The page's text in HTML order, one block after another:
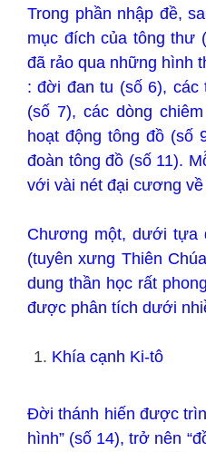
Trong phần nhập đề,
mục đích của tông thư
đã rảo qua những hình
: đời đan tu (số 6), các
(số 7), các dòng
hoạt động tông đồ (số
đoàn tông đồ (số 11).
với vài nét đại cương về
Chương một, dưới tựa
(tuyên xưng Thiên
dung thần học rất
được phân tích dưới
Khía cạnh Ki-tô
Đời thánh hiến được
hình” (số 14), trở nên